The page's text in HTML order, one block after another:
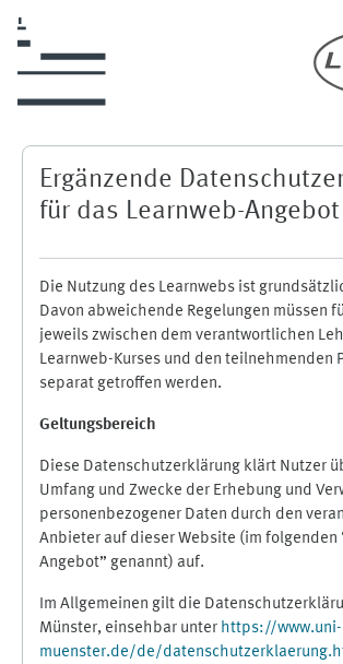
Ergänzende
für das Learnweb-Angebot
Die Nutzung des Learnwebs ist
Davon abweichende Regelungen müssen
jeweils zwischen dem verantwortlichen
Learnweb-Kurses und den teilnehmenden
separat getroffen werden.
Geltungsbereich
Diese Datenschutzerklärung klärt Nutzer
Umfang und Zwecke der Erhebung und
personenbezogener Daten durch den
Anbieter auf dieser Website (im folgenden
Angebot” genannt) auf.
Im Allgemeinen gilt die
Münster, einsehbar unter https://www.uni-
muenster.de/de/